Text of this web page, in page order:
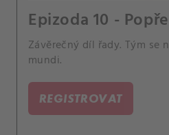
Epizoda 10 -
Závěrečný díl řady. Tým se
mundi.
REGISTROVAT